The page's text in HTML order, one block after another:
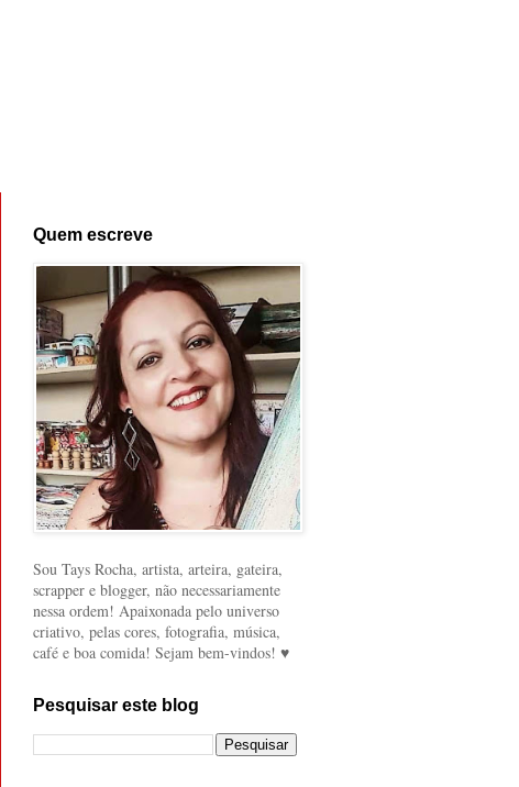
Quem escreve
Sou Tays Rocha, artista, arteira, gateira,
scrapper e blogger, não necessariamente
nessa ordem! Apaixonada pelo universo
criativo, pelas cores, fotografia, música,
café e boa comida! Sejam bem-vindos! ♥
Pesquisar este blog